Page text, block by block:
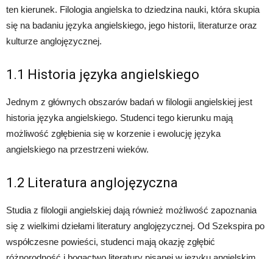
ten kierunek. Filologia angielska to dziedzina nauki, która skupia
się na badaniu języka angielskiego, jego historii, literaturze oraz
kulturze anglojęzycznej.
1.1 Historia języka angielskiego
Jednym z głównych obszarów badań w filologii angielskiej jest
historia języka angielskiego. Studenci tego kierunku mają
możliwość zgłębienia się w korzenie i ewolucję języka
angielskiego na przestrzeni wieków.
1.2 Literatura anglojęzyczna
Studia z filologii angielskiej dają również możliwość zapoznania
się z wielkimi dziełami literatury anglojęzycznej. Od Szekspira po
współczesne powieści, studenci mają okazję zgłębić